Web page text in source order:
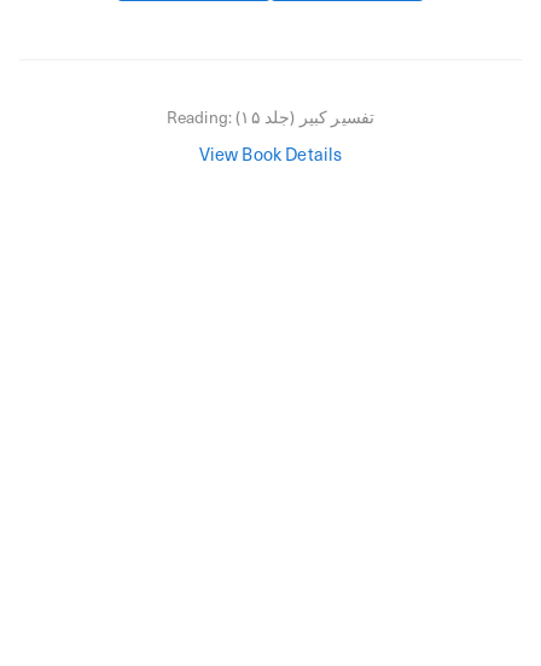
Reading: تفسیر کبیر (جلد ۱۵)
View Book Details